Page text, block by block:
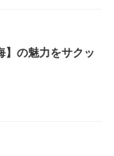
】の魅力をサクッ